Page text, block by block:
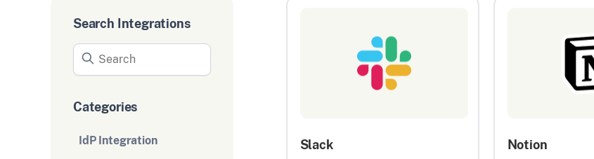
Search Integrations
Categories
IdP Integration Slack Notion